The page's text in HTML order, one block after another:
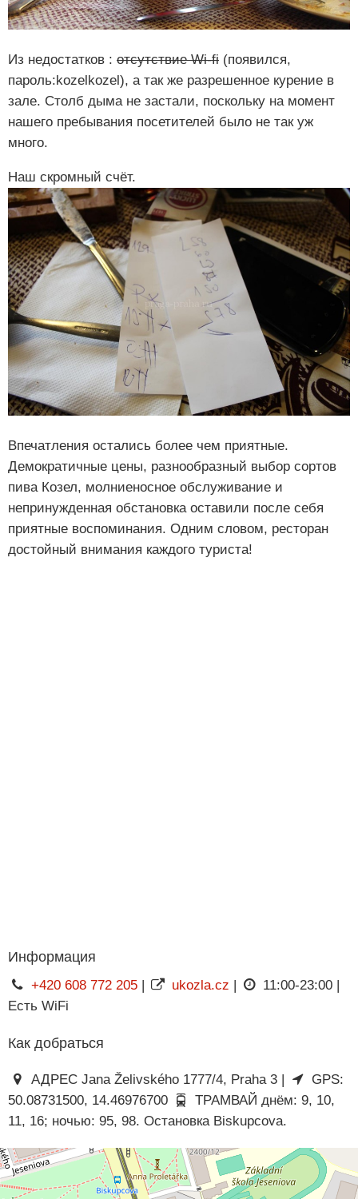
Из недостатков : отсутствие Wi-fi (появился,
пароль:kozelkozel), а так же разрешенное курение в
зале. Столб дыма не застали, поскольку на момент
нашего пребывания посетителей было не так уж
много.
Наш скромный счёт.
Впечатления остались более чем приятные.
Демократичные цены, разнообразный выбор сортов
пива Козел, молниеносное обслуживание и
непринужденная обстановка оставили после себя
приятные воспоминания. Одним словом, ресторан
достойный внимания каждого туриста!
Информация
+420 608 772 205| ukozla.cz
11:00-23:00 |
Есть WiFi
Как добраться
АДРЕС Jana Želivského 1777/4, Praha 3 |
GPS:
50.08731500, 14.46976700
ТРАМВАЙ днём: 9, 10,
11, 16; ночью: 95, 98. Остановка Biskupcova.